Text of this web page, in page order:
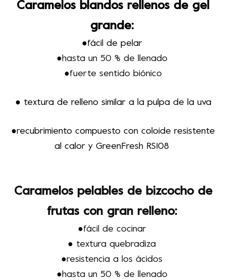
Caramelos blandos rellenos de gel
grande:
●fácil de pelar
●hasta un 50 % de llenado
●fuerte sentido biónico
● textura de relleno similar a la pulpa de la uva
●recubrimiento compuesto con coloide resistente
al calor y GreenFresh RS108
Caramelos pelables de bizcocho de
frutas con gran relleno:
●fácil de cocinar
● textura quebradiza
●resistencia a los ácidos
●hasta un 50 % de llenado